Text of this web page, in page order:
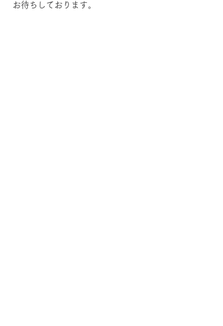
お待ちしております。